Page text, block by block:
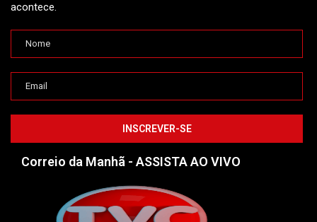
acontece.
Correio da Manhã - ASSISTA AO VIVO